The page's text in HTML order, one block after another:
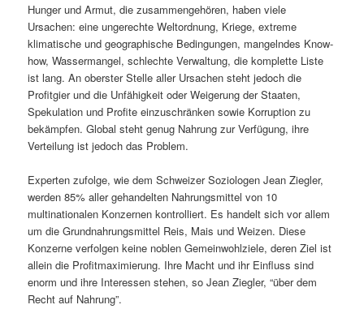
Hunger und Armut, die zusammengehören, haben viele
Ursachen: eine ungerechte Weltordnung, Kriege, extreme
klimatische und geographische Bedingungen, mangelndes Know-
how, Wassermangel, schlechte Verwaltung, die komplette Liste
ist lang. An oberster Stelle aller Ursachen steht jedoch die
Profitgier und die Unfähigkeit oder Weigerung der Staaten,
Spekulation und Profite einzuschränken sowie Korruption zu
bekämpfen. Global steht genug Nahrung zur Verfügung, ihre
Verteilung ist jedoch das Problem.
Experten zufolge, wie dem Schweizer Soziologen Jean Ziegler,
werden 85% aller gehandelten Nahrungsmittel von 10
multinationalen Konzernen kontrolliert. Es handelt sich vor allem
um die Grundnahrungsmittel Reis, Mais und Weizen. Diese
Konzerne verfolgen keine noblen Gemeinwohlziele, deren Ziel ist
allein die Profitmaximierung. Ihre Macht und ihr Einfluss sind
enorm und ihre Interessen stehen, so Jean Ziegler, “über dem
Recht auf Nahrung”.